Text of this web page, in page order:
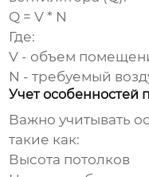
Q = V * N
Где:
V - объем
N - требуемый
Учет особенностей
Важно учитывать
такие как:
Высота потолков